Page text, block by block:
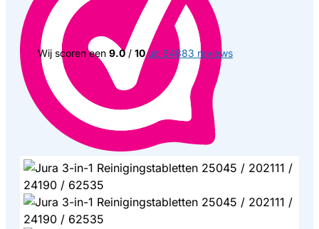
Wij scoren een 9.0/ 10 uit 64883 reviews